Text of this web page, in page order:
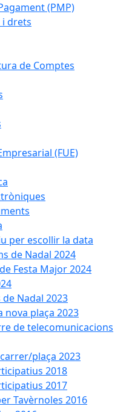
(PMP)
drets
de Comptes
(FUE)
per escollir la data
de Nadal 2024
Festa Major 2024
Nadal 2023
nova plaça 2023
de telecomunicacions
plaça 2023
2018
2017
Tavèrnoles 2016